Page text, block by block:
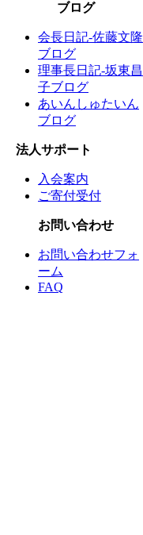
ブログ
会長日記-佐藤文隆
ブログ
理事長日記-坂東昌
子ブログ
あいんしゅたいん
ブログ
法人サポート
入会案内
ご寄付受付
お問い合わせ
お問い合わせフォ
ーム
FAQ